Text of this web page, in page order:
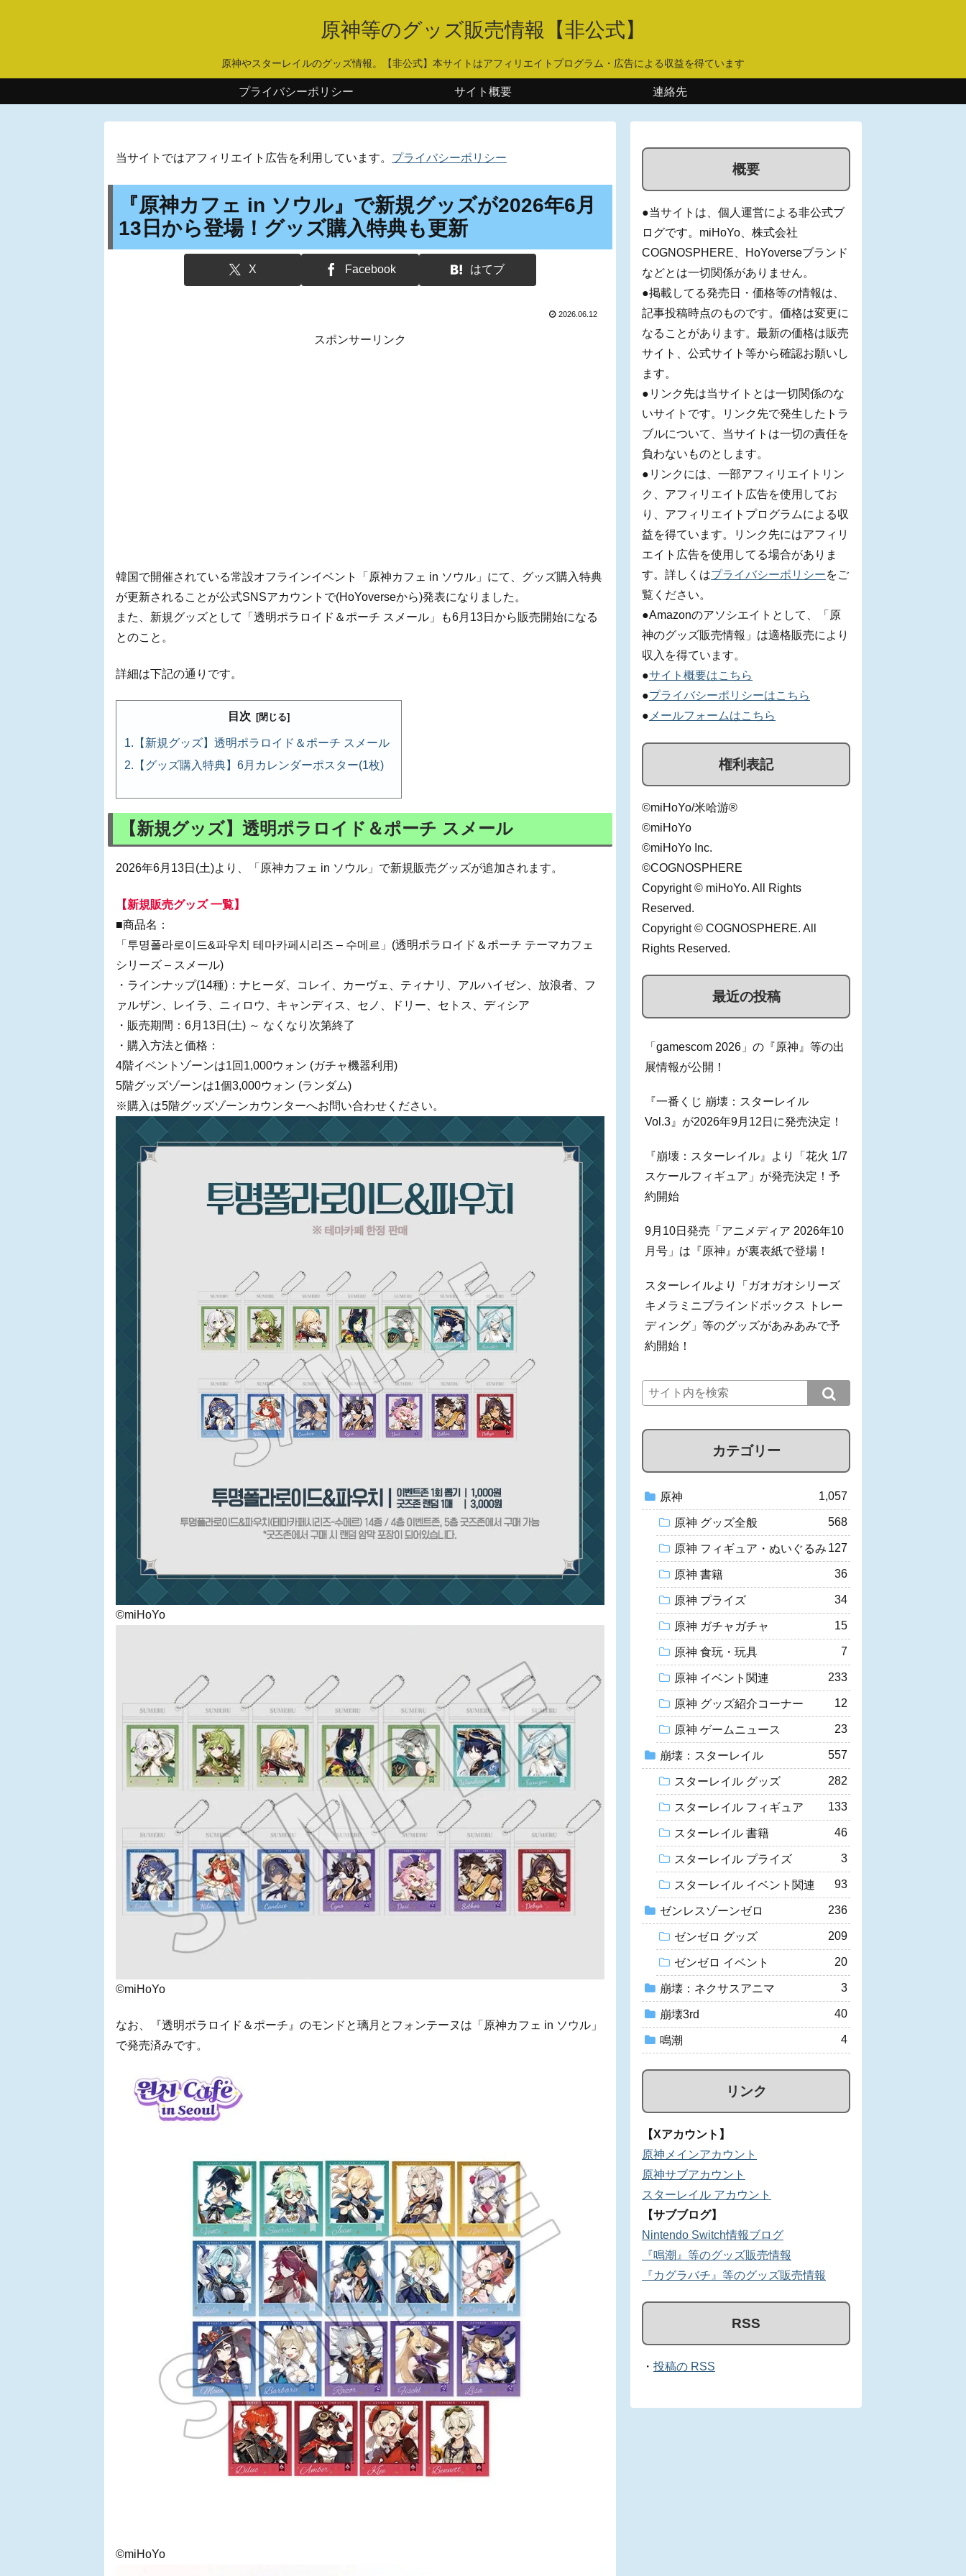
原神等のグッズ販売情報【非公式】
原神やスターレイルのグッズ情報。【非公式】本サイトはアフィリエイトプログラム・広告による収益を得ています
プライバシーポリシー サイト概要 連絡先
当サイトではアフィリエイト広告を利用しています。 プライバシーポリシー
『原神カフェ in ソウル』で新規グッズが2026年6月
13日から登場！グッズ購入特典も更新
X Facebook はてブ
2026.06.12
スポンサーリンク
韓国で開催されている常設オフラインイベント「原神カフェ in ソウル」にて、グッズ購入特典
が更新されることが公式SNSアカウントで(HoYoverseから)発表になりました。
また、新規グッズとして「透明ポラロイド＆ポーチ スメール」も6月13日から販売開始になる
とのこと。
詳細は下記の通りです。
目次
【新規グッズ】透明ポラロイド＆ポーチ スメール
【グッズ購入特典】6月カレンダーポスター(1枚)
【新規グッズ】透明ポラロイド＆ポーチ スメール
2026年6月13日(土)より、「原神カフェ in ソウル」で新規販売グッズが追加されます。
【新規販売グッズ 一覧】
■商品名：
「투명폴라로이드&파우치 테마카페시리즈 – 수메르」(透明ポラロイド＆ポーチ テーマカフェ
シリーズ – スメール)
・ラインナップ(14種)：ナヒーダ、コレイ、カーヴェ、ティナリ、アルハイゼン、放浪者、フ
ァルザン、レイラ、ニィロウ、キャンディス、セノ、ドリー、セトス、ディシア
・販売期間：6月13日(土) ～ なくなり次第終了
・購入方法と価格：
4階イベントゾーンは1回1,000ウォン (ガチャ機器利用)
5階グッズゾーンは1個3,000ウォン (ランダム)
※購入は5階グッズゾーンカウンターへお問い合わせください。
©miHoYo
©miHoYo
なお、『透明ポラロイド＆ポーチ』のモンドと璃月とフォンテーヌは「原神カフェ in ソウル」
で発売済みです。
©miHoYo
概要
●当サイトは、個人運営による非公式ブ
ログです。miHoYo、株式会社
COGNOSPHERE、HoYoverseブランド
などとは一切関係がありません。
●掲載してる発売日・価格等の情報は、
記事投稿時点のものです。価格は変更に
なることがあります。最新の価格は販売
サイト、公式サイト等から確認お願いし
ます。
●リンク先は当サイトとは一切関係のな
いサイトです。リンク先で発生したトラ
ブルについて、当サイトは一切の責任を
負わないものとします。
●リンクには、一部アフィリエイトリン
ク、アフィリエイト広告を使用してお
り、アフィリエイトプログラムによる収
益を得ています。リンク先にはアフィリ
エイト広告を使用してる場合がありま
す。詳しくはプライバシーポリシーをご
覧ください。
●Amazonのアソシエイトとして、「原
神のグッズ販売情報」は適格販売により
収入を得ています。
●サイト概要はこちら
●プライバシーポリシーはこちら
● メールフォームはこちら
権利表記
©miHoYo/米哈游®
©miHoYo
©miHoYo Inc.
©COGNOSPHERE
Copyright © miHoYo. All Rights
Reserved.
Copyright © COGNOSPHERE. All
Rights Reserved.
最近の投稿
「gamescom 2026」の『原神』等の出
展情報が公開！
『一番くじ 崩壊：スターレイル
Vol.3』が2026年9月12日に発売決定！
『崩壊：スターレイル』より「花火 1/7
スケールフィギュア」が発売決定！予
約開始
9月10日発売「アニメディア 2026年10
月号」は『原神』が裏表紙で登場！
スターレイルより「ガオガオシリーズ
キメラミニブラインドボックス トレー
ディング」等のグッズがあみあみで予
約開始！
カテゴリー
原神 1,057
原神 グッズ全般 568
原神 フィギュア・ぬいぐるみ 127
原神 書籍 36
原神 プライズ 34
原神 ガチャガチャ 15
原神 食玩・玩具 7
原神 イベント関連 233
原神 グッズ紹介コーナー 12
原神 ゲームニュース 23
崩壊：スターレイル 557
スターレイル グッズ 282
スターレイル フィギュア 133
スターレイル 書籍 46
スターレイル プライズ 3
スターレイル イベント関連 93
ゼンレスゾーンゼロ 236
ゼンゼロ グッズ 209
ゼンゼロ イベント 20
崩壊：ネクサスアニマ 3
崩壊3rd 40
鳴潮 4
リンク
【Xアカウント】
原神メインアカウント
原神サブアカウント
スターレイル アカウント
【サブブログ】
Nintendo Switch情報ブログ
『鳴潮』等のグッズ販売情報
『カグラバチ』等のグッズ販売情報
RSS
・ 投稿の RSS